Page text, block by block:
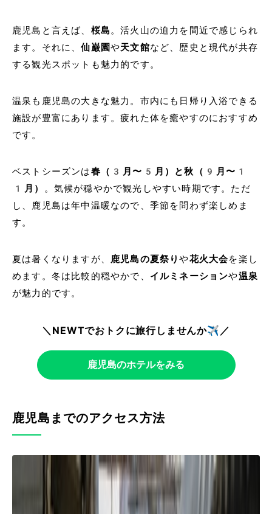
鹿児島と言えば、 桜島。活火山の迫力を間近で感じられ
ます。それに、仙巌園や天文館など、歴史と現代が共存
する観光スポットも魅力的です。
温泉も鹿児島の大きな魅力。市内にも日帰り入浴できる
施設が豊富にあります。疲れた体を癒やすのにおすすめ
です。
ベストシーズンは春（3月〜5月）と秋（9月〜1
1月） 。気候が穏やかで観光しやすい時期です。ただ
し、鹿児島は年中温暖なので、季節を問わず楽しめま
す。
夏は暑くなりますが、 鹿児島の夏祭りや花火大会を楽し
めます。冬は比較的穏やかで、 イルミネーションや温泉
が魅力的です。
＼NEWTでおトクに旅行しませんか✈️／
鹿児島のホテルをみる
鹿児島までのアクセス方法